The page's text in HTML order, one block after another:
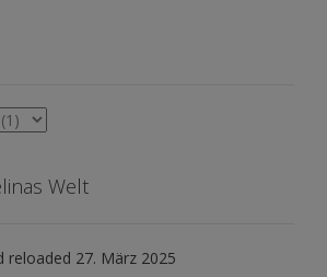
Welt
reloaded 27. März 2025